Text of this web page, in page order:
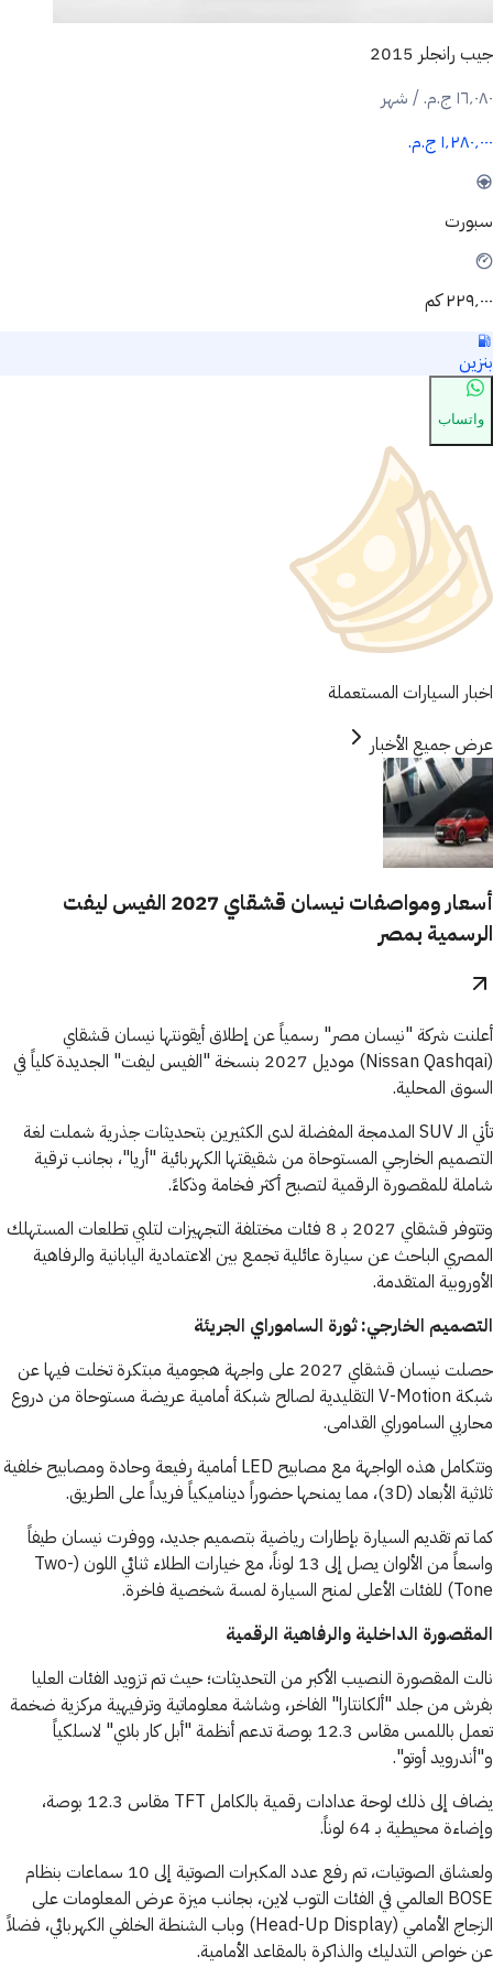
جيب رانجلر 2015
١٦٬٠٨٠ ج.م.‏ / شهر
١٬٢٨٠٬٠٠٠ ج.م.‏
سبورت
٢٢٩٬٠٠٠ كم
بنزين
واتساب
اخبار السيارات المستعملة
عرض جميع الأخبار
أسعار ومواصفات نيسان قشقاي 2027 الفيس ليفت
الرسمية بمصر
أعلنت شركة "نيسان مصر" رسمياً عن إطلاق أيقونتها نيسان قشقاي
(Nissan Qashqai) موديل 2027 بنسخة "الفيس ليفت" الجديدة كلياً في
السوق المحلية.
تأتي الـ SUV المدمجة المفضلة لدى الكثيرين بتحديثات جذرية شملت لغة
التصميم الخارجي المستوحاة من شقيقتها الكهربائية "أريا"، بجانب ترقية
شاملة للمقصورة الرقمية لتصبح أكثر فخامة وذكاءً.
وتتوفر قشقاي 2027 بـ 8 فئات مختلفة التجهيزات لتلبي تطلعات المستهلك
المصري الباحث عن سيارة عائلية تجمع بين الاعتمادية اليابانية والرفاهية
الأوروبية المتقدمة.
التصميم الخارجي: ثورة الساموراي الجريئة
حصلت نيسان قشقاي 2027 على واجهة هجومية مبتكرة تخلت فيها عن
شبكة V-Motion التقليدية لصالح شبكة أمامية عريضة مستوحاة من دروع
محاربي الساموراي القدامى.
وتتكامل هذه الواجهة مع مصابيح LED أمامية رفيعة وحادة ومصابيح خلفية
ثلاثية الأبعاد (3D)، مما يمنحها حضوراً ديناميكياً فريداً على الطريق.
كما تم تقديم السيارة بإطارات رياضية بتصميم جديد، ووفرت نيسان طيفاً
واسعاً من الألوان يصل إلى 13 لوناً، مع خيارات الطلاء ثنائي اللون (Two-
Tone) للفئات الأعلى لمنح السيارة لمسة شخصية فاخرة.
المقصورة الداخلية والرفاهية الرقمية
نالت المقصورة النصيب الأكبر من التحديثات؛ حيث تم تزويد الفئات العليا
بفرش من جلد "ألكانتارا" الفاخر، وشاشة معلوماتية وترفيهية مركزية ضخمة
تعمل باللمس مقاس 12.3 بوصة تدعم أنظمة "أبل كار بلاي" لاسلكياً
و"أندرويد أوتو".
يضاف إلى ذلك لوحة عدادات رقمية بالكامل TFT مقاس 12.3 بوصة،
وإضاءة محيطية بـ 64 لوناً.
ولعشاق الصوتيات، تم رفع عدد المكبرات الصوتية إلى 10 سماعات بنظام
BOSE العالمي في الفئات التوب لاين، بجانب ميزة عرض المعلومات على
الزجاج الأمامي (Head-Up Display) وباب الشنطة الخلفي الكهربائي، فضلاً
عن خواص التدليك والذاكرة بالمقاعد الأمامية.